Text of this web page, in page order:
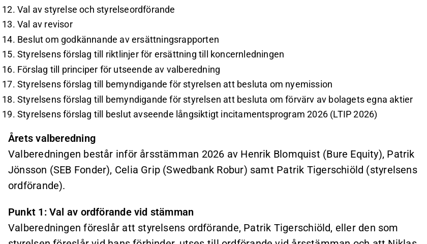
Val av styrelse och styrelseordförande
Val av revisor
Beslut om godkännande av ersättningsrapporten
Styrelsens förslag till riktlinjer för ersättning till koncernledningen
Förslag till principer för utseende av valberedning
Styrelsens förslag till bemyndigande för styrelsen att besluta om nyemission
Styrelsens förslag till bemyndigande för styrelsen att besluta om förvärv av bolagets egna aktier
Styrelsens förslag till beslut avseende långsiktigt incitamentsprogram 2026 (LTIP 2026)
Årets valberedning
Valberedningen består inför årsstämman 2026 av Henrik Blomquist (Bure Equity), Patrik
Jönsson (SEB Fonder), Celia Grip (Swedbank Robur) samt Patrik Tigerschiöld (styrelsens
ordförande).
Punkt 1: Val av ordförande vid stämman
Valberedningen föreslår att styrelsens ordförande, Patrik Tigerschiöld, eller den som